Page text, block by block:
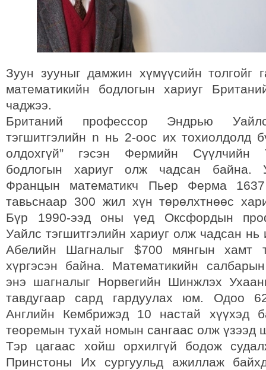
Зуун зууныг дамжин хүмүүсийн толгойг
математикийн бодлогын хариуг
чаджээ.
Британий профессор Эндрью
тэгшитгэлийн n нь 2-оос их тохиолдолд
олдохгүй” гэсэн Фермийн Сүүлчийн
бодлогын хариуг олж чадсан байна.
Францын математикч Пьер Ферма
тавьснаар 300 жил хүн төрөлхтнөөс
Бүр 1990-ээд оны үед Оксфордын
Уайлс тэгшитгэлийн хариуг олж чадсан
Абелийн Шагналыг $700 мянгын хамт
хүргэсэн байна. Математикийн
энэ шагналыг Норвегийн Шинжлэх
тавдугаар сард гардуулах юм. Одоо
Английн Кембрижэд 10 настай хүүхэд
теоремын тухай номын сангаас олж үзээд
Тэр цагаас хойш орхилгүй бодож
Принстоны Их сургуульд ажиллаж